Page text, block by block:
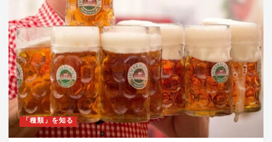
「種類」を知る